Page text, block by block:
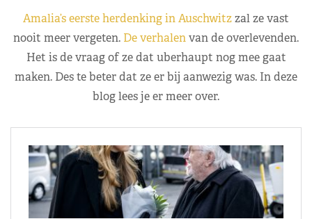
Amalia’s eerste herdenking in Auschwitzzal ze vast
nooit meer vergeten. De verhalenvan de overlevenden.
Het is de vraag of ze dat uberhaupt nog mee gaat
maken. Des te beter dat ze er bij aanwezig was. In deze
blog lees je er meer over.